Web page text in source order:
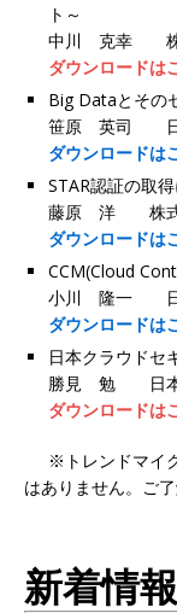
ト～
中川 克幸 株
ダウンロードは
Big Dataとその
笹原 英司 日本
ダウンロードは
STAR認証の取
藤原 洋 株式
ダウンロードは
CCM(Cloud
小川 隆一 日本
ダウンロードは
日本クラウドセ
勝見 勉 日本
ダウンロードは
※トレンドマイ
はありません。ご了
新着情報